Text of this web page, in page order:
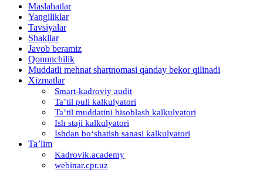
Maslahatlar
Yangiliklar
Tavsiyalar
Shakllar
Javob beramiz
Qonunchilik
Muddatli mehnat shartnomasi qanday bekor qilinadi
Xizmatlar
Smart-kadroviy audit
Ta’til puli kalkulyatori
Ta’til muddatini hisoblash kalkulyatori
Ish staji kalkulyatori
Ishdan boʻshatish sanasi kalkulyatori
Ta’lim
Kadrovik.academy
webinar.cpr.uz